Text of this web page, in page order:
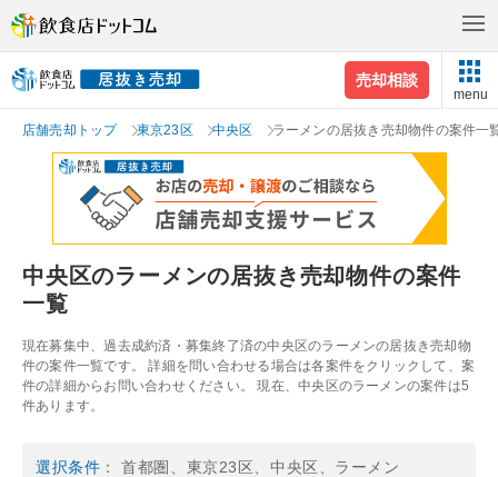
売却相談
menu
店舗売却トップ 東京23区 中央区 ラーメンの居抜き売却物件の案件一
中央区のラーメンの居抜き売却物件の案件
一覧
現在募集中、過去成約済・募集終了済の中央区のラーメンの居抜き売却物
件の案件一覧です。 詳細を問い合わせる場合は各案件をクリックして、案
件の詳細からお問い合わせください。 現在、中央区のラーメンの案件は5
件あります。
選択条件 ： 首都圏、東京23区、中央区、ラーメン